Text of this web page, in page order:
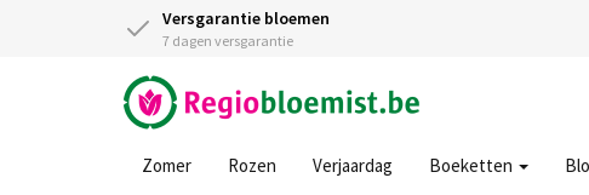
Versgarantie bloemen
7 dagen versgarantie
Zomer Rozen Verjaardag Boeketten